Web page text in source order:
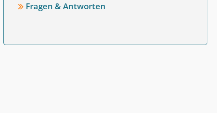
Fragen & Antworten